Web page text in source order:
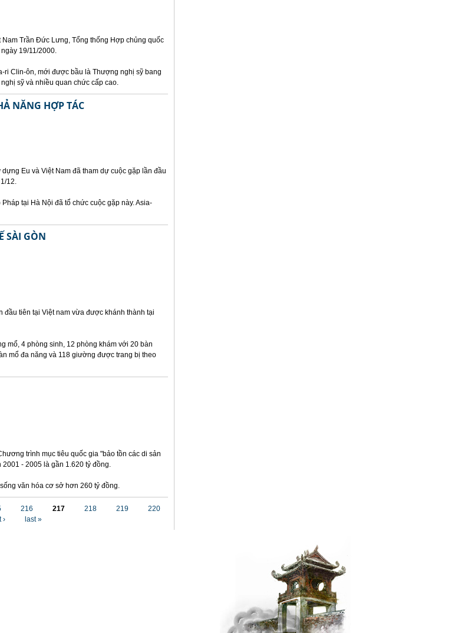
Trần Đức Lưng, Tổng thống Hợp chủng quốc
19/11/2000.
ri Clin-ôn, mới được bầu là Thượng nghị sỹ bang
sỹ và nhiều quan chức cấp cao.
NĂNG HỢP TÁC
Eu và Việt Nam đã tham dự cuộc gặp lần đầu
12.
tại Hà Nội đã tổ chức cuộc gặp này. Asia-
SÀI GÒN
đầu tiên tại Việt nam vừa được khánh thành tại
mổ, 4 phòng sinh, 12 phòng khám với 20 bàn
mổ đa năng và 118 giường được trang bị theo
trình mục tiêu quốc gia "bảo tồn các di sản
- 2005 là gần 1.620 tỷ đồng.
văn hóa cơ sở hơn 260 tỷ đồng.
216 217 218 219
220
› last »